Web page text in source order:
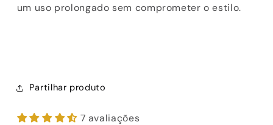
um uso prolongado sem comprometer o estilo.
Partilhar produto
7 avaliações